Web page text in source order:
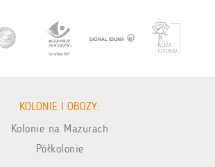
KOLONIE I OBOZY:
Kolonie na Mazurach
Półkolonie